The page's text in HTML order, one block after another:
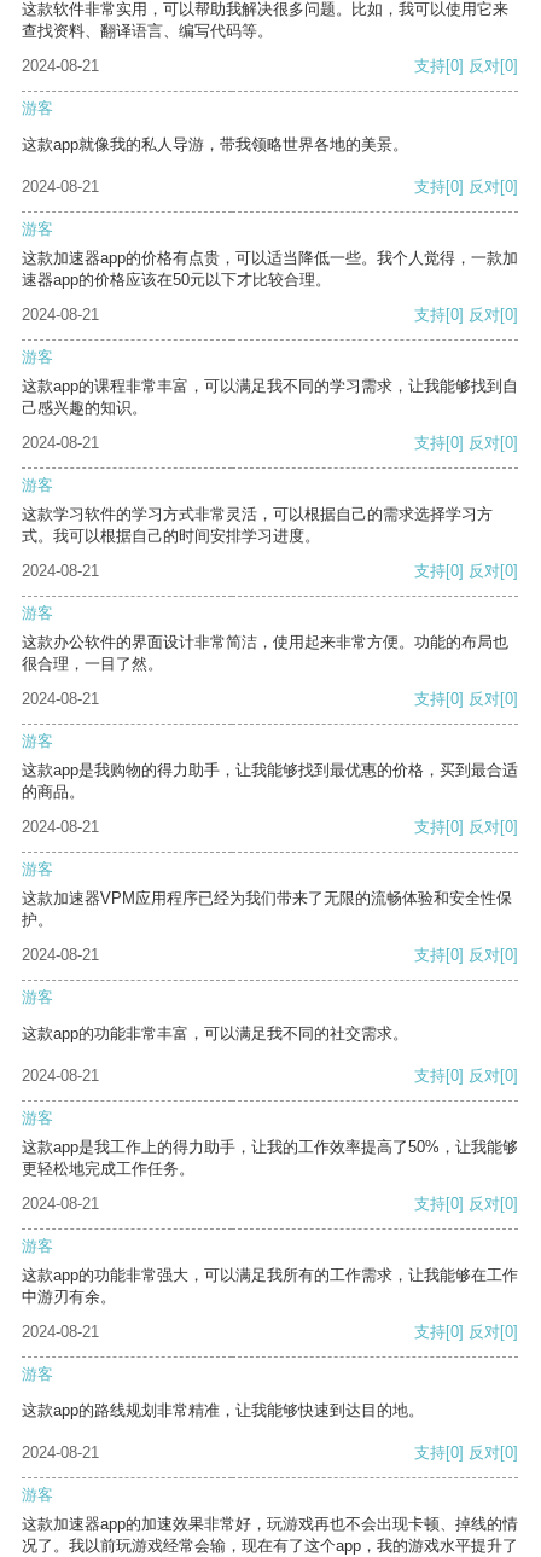
这款软件非常实用，可以帮助我解决很多问题。比如，我可以使用它来
查找资料、翻译语言、编写代码等。
2024-08-21
支持[0] 反对[0]
游客
这款app就像我的私人导游，带我领略世界各地的美景。
2024-08-21 支持[0] 反对[0]
游客
这款加速器app的价格有点贵，可以适当降低一些。我个人觉得，一款加
速器app的价格应该在50元以下才比较合理。
2024-08-21
支持[0] 反对[0]
游客
这款app的课程非常丰富，可以满足我不同的学习需求，让我能够找到自
己感兴趣的知识。
2024-08-21
支持[0] 反对[0]
游客
这款学习软件的学习方式非常灵活，可以根据自己的需求选择学习方
式。我可以根据自己的时间安排学习进度。
2024-08-21
支持[0] 反对[0]
游客
这款办公软件的界面设计非常简洁，使用起来非常方便。功能的布局也
很合理，一目了然。
2024-08-21
支持[0] 反对[0]
游客
这款app是我购物的得力助手，让我能够找到最优惠的价格，买到最合适
的商品。
2024-08-21
支持[0] 反对[0]
游客
这款加速器VPM应用程序已经为我们带来了无限的流畅体验和安全性保
护。
2024-08-21
支持[0] 反对[0]
游客
这款app的功能非常丰富，可以满足我不同的社交需求。
2024-08-21 支持[0] 反对[0]
游客
这款app是我工作上的得力助手，让我的工作效率提高了50%，让我能够
更轻松地完成工作任务。
2024-08-21
支持[0] 反对[0]
游客
这款app的功能非常强大，可以满足我所有的工作需求，让我能够在工作
中游刃有余。
2024-08-21
支持[0] 反对[0]
游客
这款app的路线规划非常精准，让我能够快速到达目的地。
2024-08-21 支持[0] 反对[0]
游客
这款加速器app的加速效果非常好，玩游戏再也不会出现卡顿、掉线的情
况了。我以前玩游戏经常会输，现在有了这个app，我的游戏水平提升了